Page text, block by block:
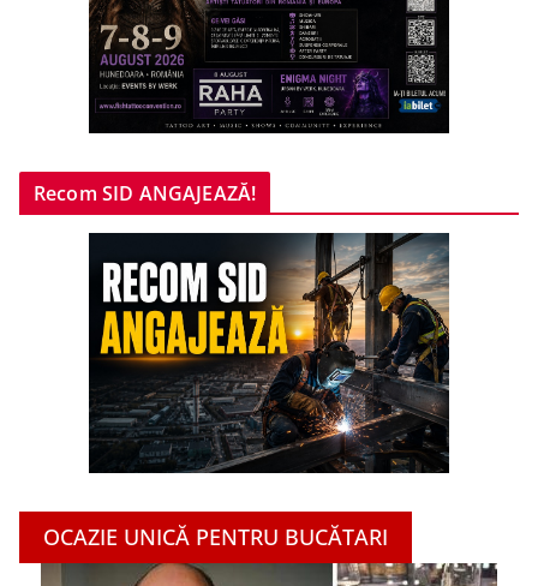
Recom SID ANGAJEAZĂ!
OCAZIE UNICĂ PENTRU BUCĂTARI